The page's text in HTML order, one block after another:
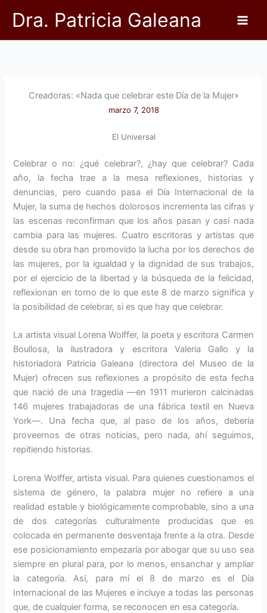
Dra. Patricia Galeana
Creadoras: «Nada que celebrar este Día de la Mujer»
marzo 7, 2018
El Universal
Celebrar o no: ¿qué celebrar?, ¿hay que celebrar? Cada
año, la fecha trae a la mesa reflexiones, historias y
denuncias, pero cuando pasa el Día Internacional de la
Mujer, la suma de hechos dolorosos incrementa las cifras y
las escenas reconfirman que los años pasan y casi nada
cambia para las mujeres. Cuatro escritoras y artistas que
desde su obra han promovido la lucha por los derechos de
las mujeres, por la igualdad y la dignidad de sus trabajos,
por el ejercicio de la libertad y la búsqueda de la felicidad,
reflexionan en torno de lo que este 8 de marzo significa y
la posibilidad de celebrar, si es que hay que celebrar.
La artista visual Lorena Wolffer, la poeta y escritora Carmen
Boullosa, la ilustradora y escritora Valeria Gallo y la
historiadora Patricia Galeana (directora del Museo de la
Mujer) ofrecen sus reflexiones a propósito de esta fecha
que nació de una tragedia —en 1911 murieron calcinadas
146 mujeres trabajadoras de una fábrica textil en Nueva
York—. Una fecha que, al paso de los años, debería
proveernos de otras noticias, pero nada, ahí seguimos,
repitiendo historias.
Lorena Wolffer, artista visual. Para quienes cuestionamos el
sistema de género, la palabra mujer no refiere a una
realidad estable y biológicamente comprobable, sino a una
de dos categorías culturalmente producidas que es
colocada en permanente desventaja frente a la otra. Desde
ese posicionamiento empezaría por abogar que su uso sea
siempre en plural para, por lo menos, ensanchar y ampliar
la categoría. Así, para mí el 8 de marzo es el Día
Internacional de las Mujeres e incluye a todas las personas
que, de cualquier forma, se reconocen en esa categoría.